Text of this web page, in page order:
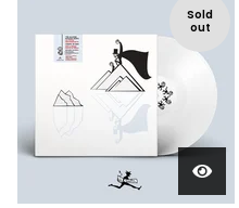
Sold
out